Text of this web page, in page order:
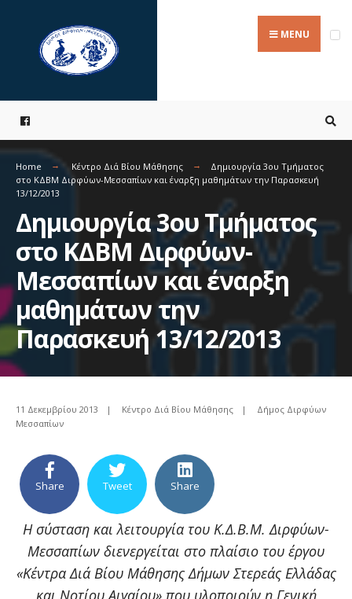
content
MENU
Home Κέντρο Διά Βίου Μάθησης
Δημιουργία 3ου Τμήματος
στο ΚΔΒΜ Διρφύων-Μεσσαπίων και έναρξη μαθημάτων την Παρασκευή
13/12/2013
Δημιουργία 3ου Τμήματος
στο ΚΔΒΜ Διρφύων-
Μεσσαπίων και έναρξη
μαθημάτων την
Παρασκευή 13/12/2013
11 Δεκεμβρίου 2013 | Κέντρο Διά Βίου Μάθησης |
Δήμος Διρφύων
Μεσσαπίων
Share Tweet Share
Η σύσταση και λειτουργία του Κ.Δ.Β.Μ. Διρφύων-
Μεσσαπίων διενεργείται στo πλαίσιο του έργου
«Κέντρα Διά Βίου Μάθησης Δήμων Στερεάς Ελλάδας
και Νοτίου Αιγαίου» που υλοποιούν η Γενική
for: